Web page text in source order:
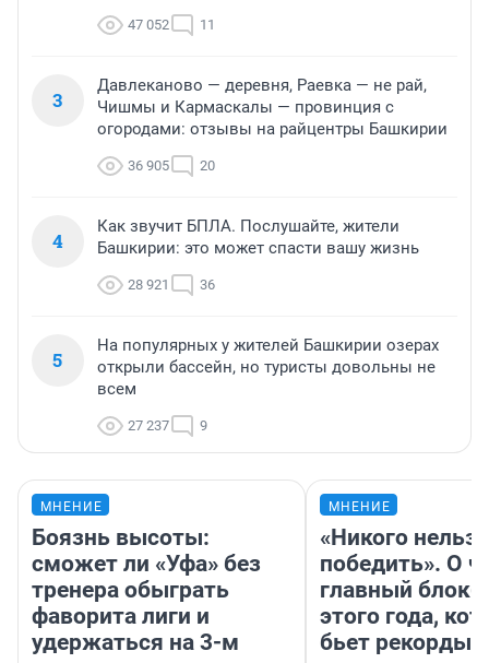
47 052 11
3
Давлеканово — деревня, Раевка — не рай,
Чишмы и Кармаскалы — провинция с
огородами: отзывы на райцентры Башкирии
36 905 20
4
Как звучит БПЛА. Послушайте, жители
Башкирии: это может спасти вашу жизнь
28 921 36
5
На популярных у жителей Башкирии озерах
открыли бассейн, но туристы довольны не
всем
27 237 9
МНЕНИЕ
Боязнь высоты:
сможет ли «Уфа» без
тренера обыграть
фаворита лиги и
удержаться на 3-м
МНЕНИЕ
«Никого нельзя
победить». О
главный
этого года,
бьет рекорды в